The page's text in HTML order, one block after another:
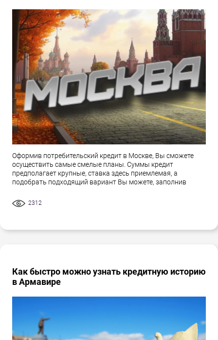
Оформив потребительский кредит в Москве, Вы сможете
осуществить самые смелые планы. Суммы кредит
предполагает крупные, ставка здесь приемлемая, а
подобрать подходящий вариант Вы можете, заполнив
2312
Как быстро можно узнать кредитную историю
в Армавире